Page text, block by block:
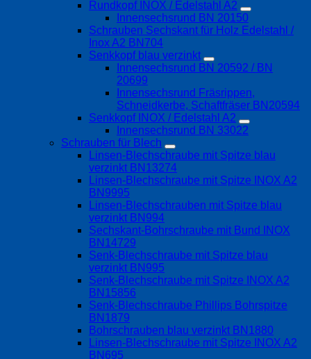
Rundkopf INOX / Edelstahl A2
Innensechsrund BN 20150
Schrauben Sechskant für Holz Edelstahl /
Inox A2 BN704
Senkkopf blau verzinkt
Innensechsrund BN 20592 / BN
20699
Innensechsrund Fräsrippen,
Schneidkerbe, Schaftfräser BN20594
Senkkopf INOX / Edelstahl A2
Innensechsrund BN 33022
Schrauben für Blech
Linsen-Blechschraube mit Spitze blau
verzinkt BN13274
Linsen-Blechschraube mit Spitze INOX A2
BN9995
Linsen-Blechschrauben mit Spitze blau
verzinkt BN994
Sechskant-Bohrschraube mit Bund INOX
BN14729
Senk-Blechschraube mit Spitze blau
verzinkt BN995
Senk-Blechschraube mit Spitze INOX A2
BN15856
Senk-Blechschraube Phillips Bohrspitze
BN1879
Bohrschrauben blau verzinkt BN1880
Linsen-Blechschraube mit Spitze INOX A2
BN695